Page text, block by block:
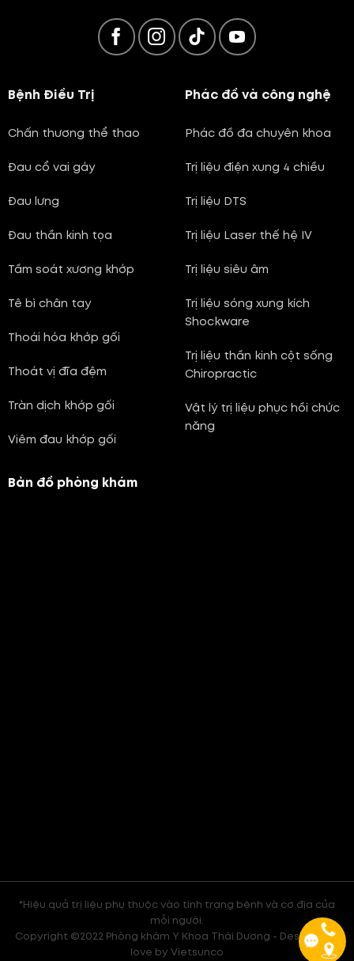
Bệnh Điều Trị
Chấn thương thể thao
Đau cổ vai gáy
Đau lưng
Đau thần kinh tọa
Tầm soát xương khớp
Tê bì chân tay
Thoái hóa khớp gối
Thoát vị đĩa đệm
Tràn dịch khớp gối
Viêm đau khớp gối
Phác đồ và công nghệ
Phác đồ đa chuyên khoa
Trị liệu điện xung 4 chiều
Trị liệu DTS
Trị liệu Laser thế hệ IV
Trị liệu siêu âm
Trị liệu sóng xung kích
Shockware
Trị liệu thần kinh cột sống
Chiropractic
Vật lý trị liệu phục hồi chức
năng
Bản đồ phòng khám
*Hiệu quả trị liệu phụ thuộc vào tình trạng bệnh và cơ địa của
mỗi người.
Copyright ©2022 Phòng khám Y Khoa Thái Dương - Design with
love by Vietsunco